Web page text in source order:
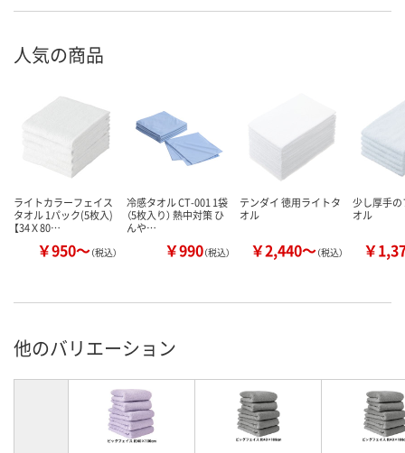
人気の商品
ライトカラーフェイス
タオル 1パック(5枚入)
【34Ｘ80…
￥950～（税込）
冷感タオル CT-001 1袋
（5枚入り） 熱中対策 ひ
んや…
￥990（税込）
テンダイ 徳用ライトタ
オル
￥2,440～（税込）
少し厚手
オル
￥
他のバリエーション